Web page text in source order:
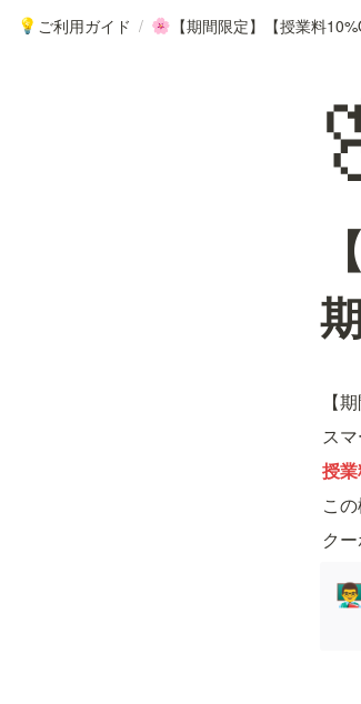
💡 ご利用ガイド / 🌸
【
ス
授
こ
ク